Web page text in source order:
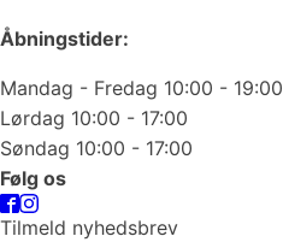
Åbningstider:
Mandag - Fredag 10:00 - 19:00
Lørdag 10:00 - 17:00
Søndag 10:00 - 17:00
Følg os
Tilmeld nyhedsbrev